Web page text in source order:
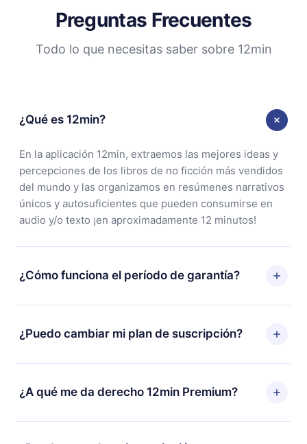
Preguntas Frecuentes
Todo lo que necesitas saber sobre 12min
¿Qué es 12min?
En la aplicación 12min, extraemos las mejores ideas y
percepciones de los libros de no ficción más vendidos
del mundo y las organizamos en resúmenes narrativos
únicos y autosuficientes que pueden consumirse en
audio y/o texto ¡en aproximadamente 12 minutos!
¿Cómo funciona el período de garantía?
Puedes descargar nuestra aplicación y comenzar a
disfrutar de nuestra biblioteca. Si por alguna razón no
estás satisfecho con nuestra plataforma, simplemente
a la compra y solicita el reembolso del valor. Recibirás
¿Puedo cambiar mi plan de suscripción?
Sí, pero el cambio solo se aplicará a partir del próximo
período de facturación. Por ejemplo, si decides
cambiar tu suscripción mensual a anual, después de
¿A qué me da derecho 12min Premium?
12min Premium es un plan que te garantiza acceso a